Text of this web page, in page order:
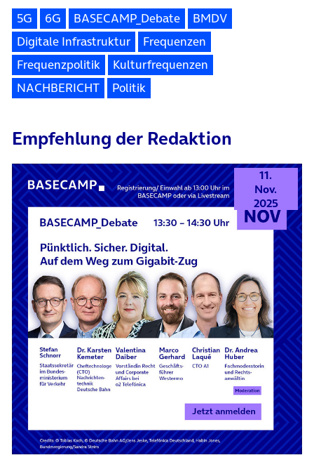
5G 6G BASECAMP_Debate
BMDV
Digitale Infrastruktur
Frequenzen
Frequenzpolitik
Kulturfrequenzen
NACHBERICHT
Politik
Empfehlung der Redaktion
11.
Nov.
2025